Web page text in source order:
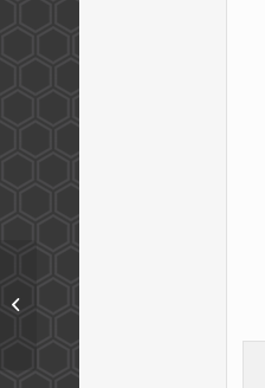
ביו-C פורטה